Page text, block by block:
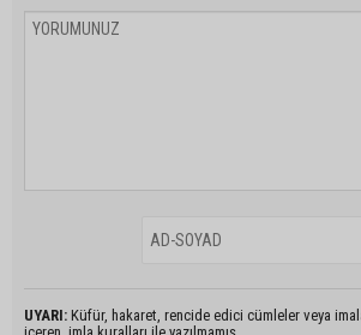
UYARI: Küfür, hakaret, rencide edici cümleler veya